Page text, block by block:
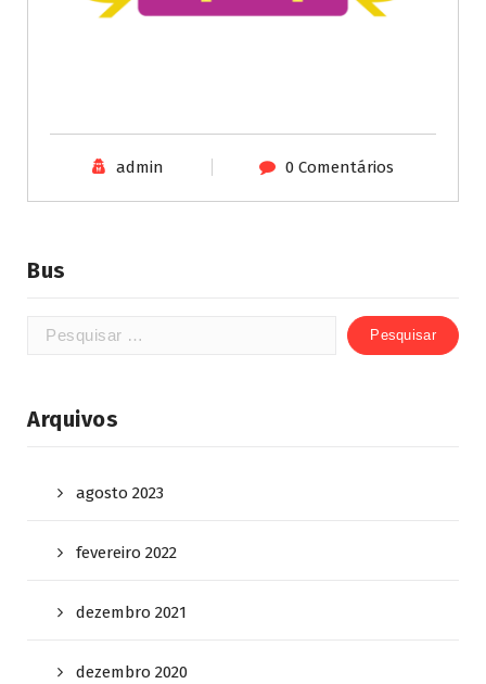
admin 0 Comentários
Bus
Arquivos
agosto 2023
fevereiro 2022
dezembro 2021
dezembro 2020